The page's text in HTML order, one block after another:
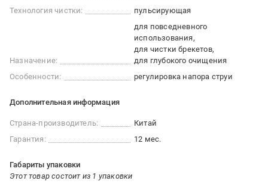
Технология чистки:
пульсирующая
Назначение:
для повседневного
использования
для чистки брекетов
для глубокого очищения
Особенности:
регулировка напора струи
Дополнительная информация
Страна-производитель:
Китай
Гарантия:
12 мес.
Габариты упаковки
Этот товар состоит из 1 упаковки